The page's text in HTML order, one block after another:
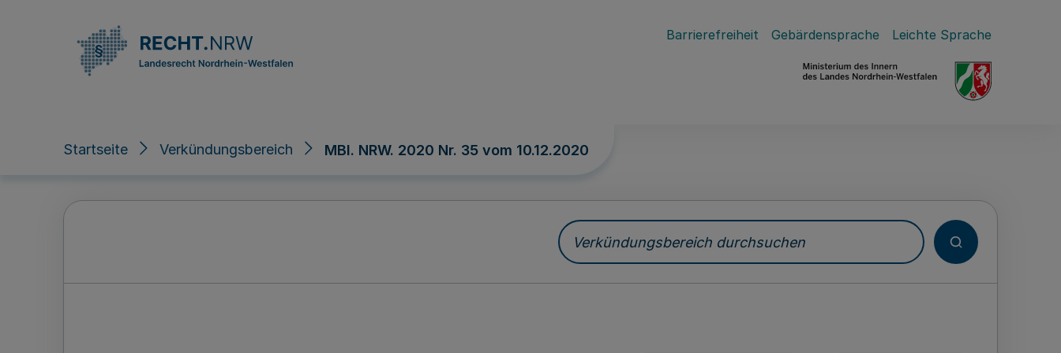
Barrierefreiheit Gebärdensprache Leichte Sprache
Startseite Verkündungsbereich MBl. NRW. 2020 Nr. 35 vom 10.12.2020
Verkündungsbereich durchsuchen